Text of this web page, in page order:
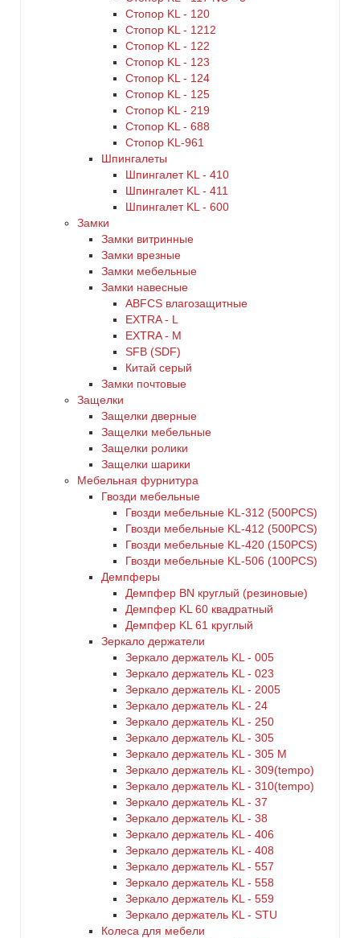
Стопор KL - 120
Стопор KL - 1212
Стопор KL - 122
Стопор KL - 123
Стопор KL - 124
Стопор KL - 125
Стопор KL - 219
Стопор KL - 688
Стопор KL-961
Шпингалеты
Шпингалет KL - 410
Шпингалет KL - 411
Шпингалет KL - 600
Замки
Замки витринные
Замки врезные
Замки мебельные
Замки навесные
ABFCS влагозащитные
EXTRA - L
EXTRA - М
SFB (SDF)
Китай серый
Замки почтовые
Защелки
Защелки дверные
Защелки мебельные
Защелки ролики
Защелки шарики
Мебельная фурнитура
Гвозди мебельные
Гвозди мебельные KL-312 (500PCS)
Гвозди мебельные KL-412 (500PCS)
Гвозди мебельные KL-420 (150PCS)
Гвозди мебельные KL-506 (100PCS)
Демпферы
Демпфер BN круглый (резиновые)
Демпфер KL 60 квадратный
Демпфер KL 61 круглый
Зеркало держатели
Зеркало держатель KL - 005
Зеркало держатель KL - 023
Зеркало держатель KL - 2005
Зеркало держатель KL - 24
Зеркало держатель KL - 250
Зеркало держатель KL - 305
Зеркало держатель KL - 305 M
Зеркало держатель KL - 309(tempo)
Зеркало держатель KL - 310(tempo)
Зеркало держатель KL - 37
Зеркало держатель KL - 38
Зеркало держатель KL - 406
Зеркало держатель KL - 408
Зеркало держатель KL - 557
Зеркало держатель KL - 558
Зеркало держатель KL - 559
Зеркало держатель KL - STU
Колеса для мебели